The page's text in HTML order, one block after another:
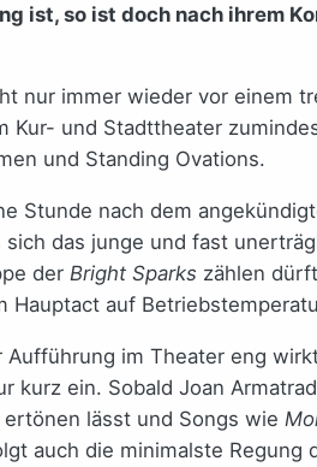
ist, so ist doch nach ihrem
nur immer wieder vor einem
Kur- und Stadttheater
und Standing Ovations.
Stunde nach dem
das junge und fast
der Bright Sparks zählen
Hauptact auf
Aufführung im Theater eng
ein. Sobald Joan
lässt und Songs wie
auch die minimalste Regung